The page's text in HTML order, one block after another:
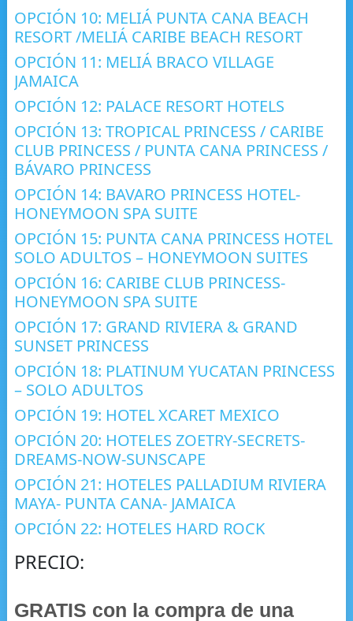
OPCIÓN 10: MELIÁ PUNTA CANA BEACH
RESORT /MELIÁ CARIBE BEACH RESORT
OPCIÓN 11: MELIÁ BRACO VILLAGE
JAMAICA
OPCIÓN 12: PALACE RESORT HOTELS
OPCIÓN 13: TROPICAL PRINCESS / CARIBE
CLUB PRINCESS / PUNTA CANA PRINCESS /
BÁVARO PRINCESS
OPCIÓN 14: BAVARO PRINCESS HOTEL-
HONEYMOON SPA SUITE
OPCIÓN 15: PUNTA CANA PRINCESS HOTEL
SOLO ADULTOS – HONEYMOON SUITES
OPCIÓN 16: CARIBE CLUB PRINCESS-
HONEYMOON SPA SUITE
OPCIÓN 17: GRAND RIVIERA & GRAND
SUNSET PRINCESS
OPCIÓN 18: PLATINUM YUCATAN PRINCESS
– SOLO ADULTOS
OPCIÓN 19: HOTEL XCARET MEXICO
OPCIÓN 20: HOTELES ZOETRY-SECRETS-
DREAMS-NOW-SUNSCAPE
OPCIÓN 21: HOTELES PALLADIUM RIVIERA
MAYA- PUNTA CANA- JAMAICA
OPCIÓN 22: HOTELES HARD ROCK
PRECIO:
GRATIS con la compra de una